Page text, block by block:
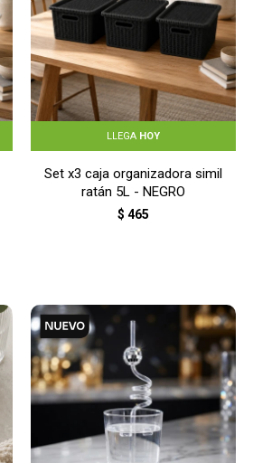
LLEGA HOY
Set x3 caja organizadora simil
ratán 5L - NEGRO
$ 465